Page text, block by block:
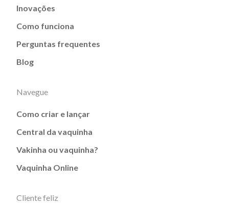
Inovações
Como funciona
Perguntas frequentes
Blog
Navegue
Como criar e lançar
Central da vaquinha
Vakinha ou vaquinha?
Vaquinha Online
Cliente feliz